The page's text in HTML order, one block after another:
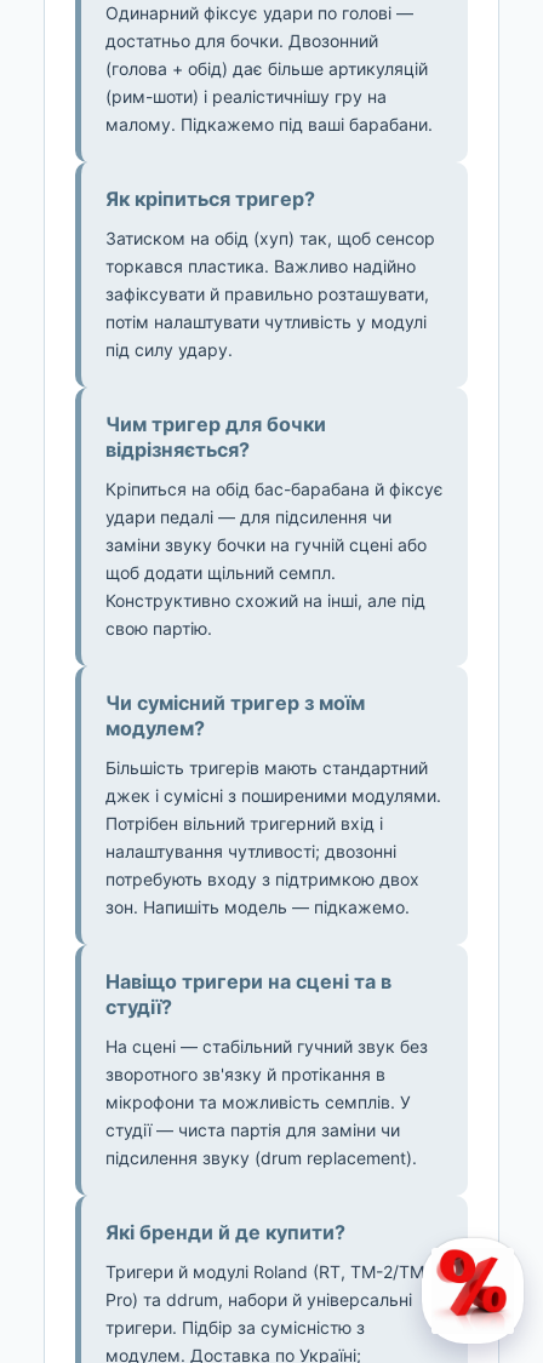
Одинарний фіксує удари по голові —
достатньо для бочки. Двозонний
(голова + обід) дає більше артикуляцій
(рим-шоти) і реалістичнішу гру на
малому. Підкажемо під ваші барабани.
Як кріпиться тригер?
Затиском на обід (хуп) так, щоб сенсор
торкався пластика. Важливо надійно
зафіксувати й правильно розташувати,
потім налаштувати чутливість у модулі
під силу удару.
Чим тригер для бочки
відрізняється?
Кріпиться на обід бас-барабана й фіксує
удари педалі — для підсилення чи
заміни звуку бочки на гучній сцені або
щоб додати щільний семпл.
Конструктивно схожий на інші, але під
свою партію.
Чи сумісний тригер з моїм
модулем?
Більшість тригерів мають стандартний
джек і сумісні з поширеними модулями.
Потрібен вільний тригерний вхід і
налаштування чутливості; двозонні
потребують входу з підтримкою двох
зон. Напишіть модель — підкажемо.
Навіщо тригери на сцені та в
студії?
На сцені — стабільний гучний звук без
зворотного зв'язку й протікання в
мікрофони та можливість семплів. У
студії — чиста партія для заміни чи
підсилення звуку (drum replacement).
Які бренди й де купити?
Тригери й модулі Roland (RT, TM-2/TM-6
Pro) та ddrum, набори й універсальні
тригери. Підбір за сумісністю з
модулем. Доставка по Україні;